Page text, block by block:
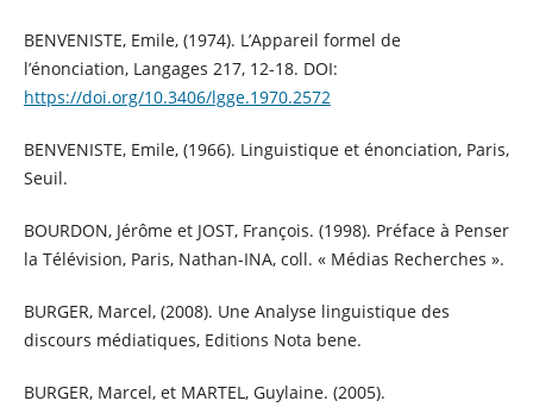
BENVENISTE, Emile, (1974). L’Appareil formel de
l’énonciation, Langages 217, 12-18. DOI:
https://doi.org/10.3406/lgge.1970.2572
BENVENISTE, Emile, (1966). Linguistique et énonciation, Paris,
Seuil.
BOURDON, Jérôme et JOST, François. (1998). Préface à Penser
la Télévision, Paris, Nathan-INA, coll. « Médias Recherches ».
BURGER, Marcel, (2008). Une Analyse linguistique des
discours médiatiques, Editions Nota bene.
BURGER, Marcel, et MARTEL, Guylaine. (2005).